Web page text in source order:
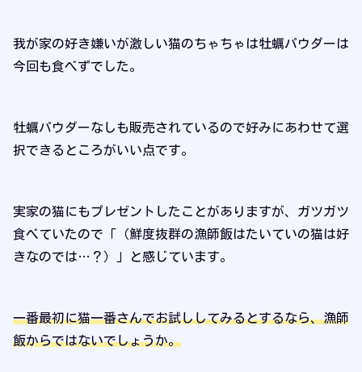
我が家の好き嫌いが激しい猫のちゃちゃは牡蠣パウダーは
今回も食べずでした。
牡蠣パウダーなしも販売されているので好みにあわせて選
択できるところがいい点です。
実家の猫にもプレゼントしたことがありますが、ガツガツ
食べていたので「（鮮度抜群の漁師飯はたいていの猫は好
きなのでは…？）」と感じています。
一番最初に猫一番さんでお試ししてみるとするなら、漁師
飯からではないでしょうか。